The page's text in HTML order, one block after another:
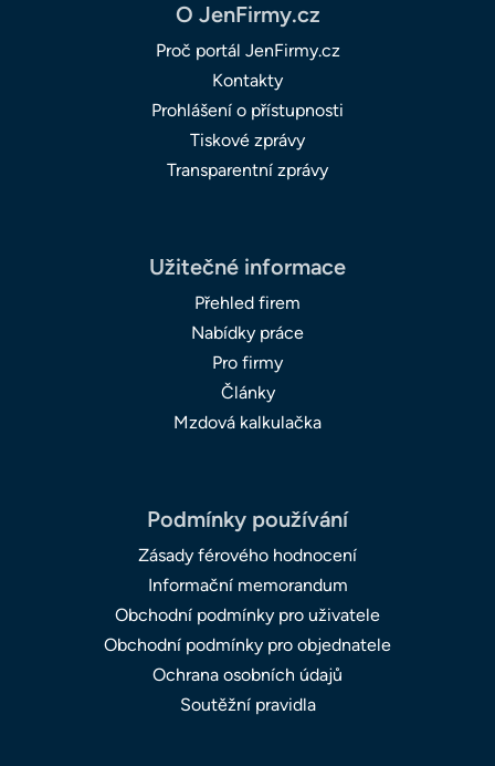
O JenFirmy.cz
Proč portál JenFirmy.cz
Kontakty
Prohlášení o přístupnosti
Tiskové zprávy
Transparentní zprávy
Užitečné informace
Přehled firem
Nabídky práce
Pro firmy
Články
Mzdová kalkulačka
Podmínky používání
Zásady férového hodnocení
Informační memorandum
Obchodní podmínky pro uživatele
Obchodní podmínky pro objednatele
Ochrana osobních údajů
Soutěžní pravidla